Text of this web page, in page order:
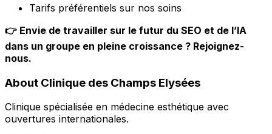
Tarifs préférentiels sur nos soins
👉 Envie de travailler sur le futur du SEO et de l’IA
dans un groupe en pleine croissance ? Rejoignez-
nous.
About Clinique des Champs Elysées
Clinique spécialisée en médecine esthétique avec
ouvertures internationales.